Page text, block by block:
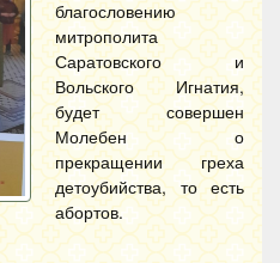
благословению
митрополита
Саратовского и
Вольского Игнатия,
будет совершен
Молебен о
прекращении греха
детоубийства, то есть
абортов.